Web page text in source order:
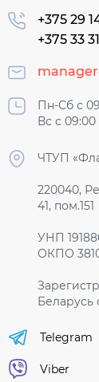
+375 29
+375 33
Пн-Сб с
Вс с
ЧТУП
220040,
41, пом.151
УНП
ОКПО
Беларусь
Telegram
Viber